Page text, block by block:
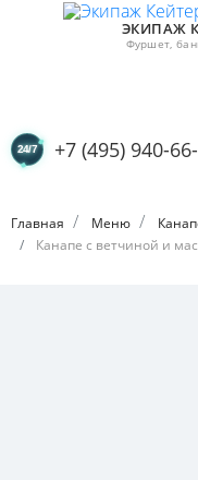
ЭКИПАЖ
Фуршет,
+7 (495) 940-
Главная Меню
Канапе с ветчиной и